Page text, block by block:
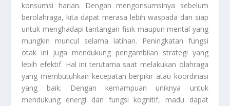
konsumsi harian. Dengan mengonsumsinya sebelum
berolahraga, kita dapat merasa lebih waspada dan siap
untuk menghadapi tantangan fisik maupun mental yang
mungkin muncul selama latihan. Peningkatan fungsi
otak ini juga mendukung pengambilan strategi yang
lebih efektif. Hal ini terutama saat melakukan olahraga
yang membutuhkan kecepatan berpikir atau koordinasi
yang baik. Dengan kemampuan uniknya untuk
mendukung energi dan fungsi kognitif, madu dapat